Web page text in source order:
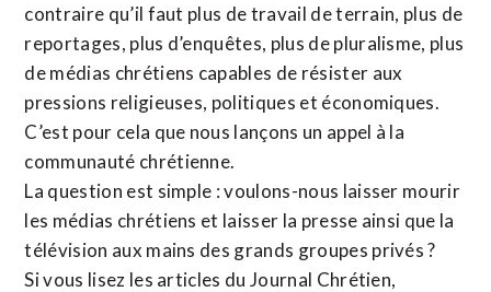
contraire qu’il faut plus de travail de terrain, plus de
reportages, plus d’enquêtes, plus de pluralisme, plus
de médias chrétiens capables de résister aux
pressions religieuses, politiques et économiques.
C’est pour cela que nous lançons un appel à la
communauté chrétienne.
La question est simple : voulons-nous laisser mourir
les médias chrétiens et laisser la presse ainsi que la
télévision aux mains des grands groupes privés ?
Si vous lisez les articles du Journal Chrétien,